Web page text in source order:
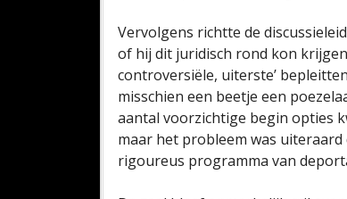
Vervolgens richtte de
of hij dit juridisch rond kon
controversiële, uiterste’
misschien een beetje een
aantal voorzichtige begin opties
maar het probleem was
rigoureus programma van